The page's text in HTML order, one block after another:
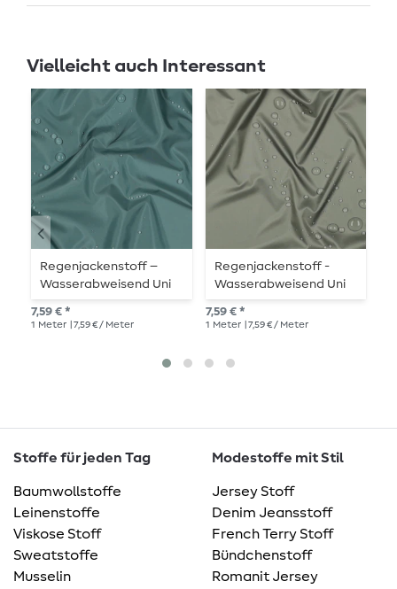
Vielleicht auch Interessant
Regenjackenstoff –
Wasserabweisend Uni
Dusty Mint
7,59 € *
1 Meter | 7,59 € / Meter
Regenjackenstoff -
Wasserabweisend Uni
Army
7,59 € *
1 Meter | 7,59 € / Meter
Stoffe für jeden Tag
Baumwollstoffe
Leinenstoffe
Viskose Stoff
Sweatstoffe
Musselin
Modestoffe mit Stil
Jersey Stoff
Denim Jeansstoff
French Terry Stoff
Bündchenstoff
Romanit Jersey